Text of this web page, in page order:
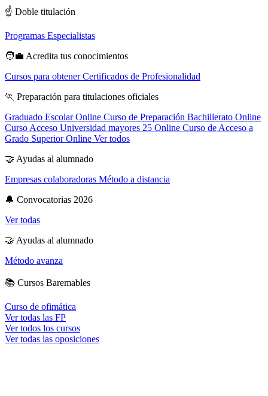
☝️ Doble titulación
Programas Especialistas
🧑‍💼 Acredita tus conocimientos
Cursos para obtener Certificados de Profesionalidad
🏃 Preparación para titulaciones oficiales
Graduado Escolar Online Curso de Preparación Bachillerato Online
Curso Acceso Universidad mayores 25 Online Curso de Acceso a
Grado Superior Online Ver todos
🤝 Ayudas al alumnado
Empresas colaboradoras Método a distancia
🔔 Convocatorias 2026
Ver todas
🤝 Ayudas al alumnado
Método avanza
📚 Cursos Baremables
Curso de ofimática
Ver todas las FP
Ver todos los cursos
Ver todas las oposiciones